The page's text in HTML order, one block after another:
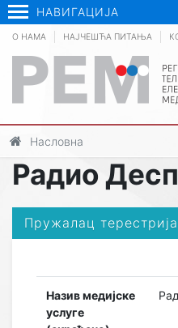
НАВИГАЦИЈА
О НАМА НАЈЧЕШЋА ПИТАЊА
Насловна
Радио
Пружалац
Назив медијске
услуге